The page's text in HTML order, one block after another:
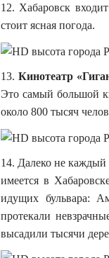
12. Хабаровск
стоит ясная погода.
13.Кинотеатр
Это самый большой
около 800 тысяч
14. Далеко не каждый
имеется в
идущих бульвара:
протекали
высадили тысячи